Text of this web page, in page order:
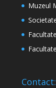
Muzeul
Contact: